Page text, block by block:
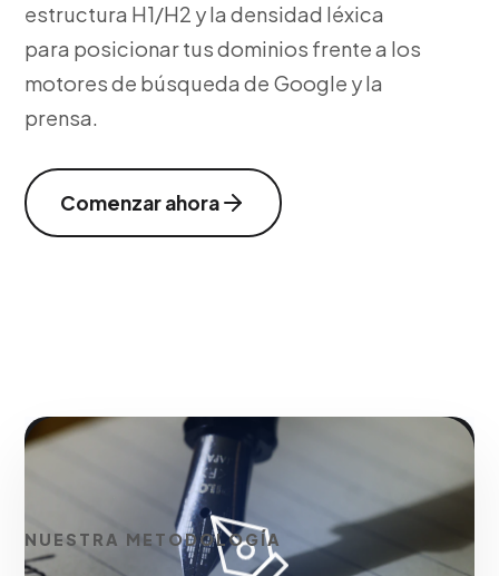
estructura H1/H2 y la densidad léxica
para posicionar tus dominios frente a los
motores de búsqueda de Google y la
prensa.
Comenzar ahora
NUESTRA METODOLOGÍA